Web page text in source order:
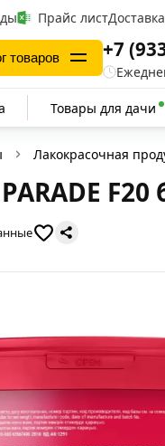
Прайс листДоставка
товаров +7
Товары для дачи
Лакокрасочная
F20